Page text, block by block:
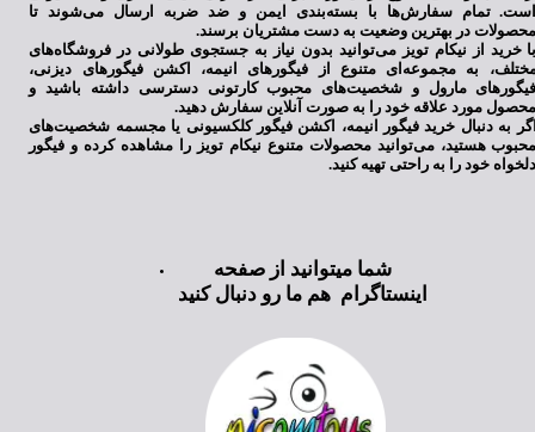
تمام سفارش‌ها با بسته‌بندی ایمن و ضد ضربه ارسال می‌شوند تا
در بهترین وضعیت به دست مشتریان برسند.
خرید از نیکام تویز می‌توانید بدون نیاز به جستجوی طولانی در فروشگاه‌های
به مجموعه‌ای متنوع از فیگورهای انیمه، اکشن فیگورهای دیزنی،
مارول و شخصیت‌های محبوب کارتونی دسترسی داشته باشید و
مورد علاقه خود را به صورت آنلاین سفارش دهید.
به دنبال خرید فیگور انیمه، اکشن فیگور کلکسیونی یا مجسمه شخصیت‌های
هستید، می‌توانید محصولات متنوع نیکام تویز را مشاهده کرده و فیگور
خود را به راحتی تهیه کنید.
شما میتوانید از صفحه
اینستاگرام هم ما رو دنبال کنید